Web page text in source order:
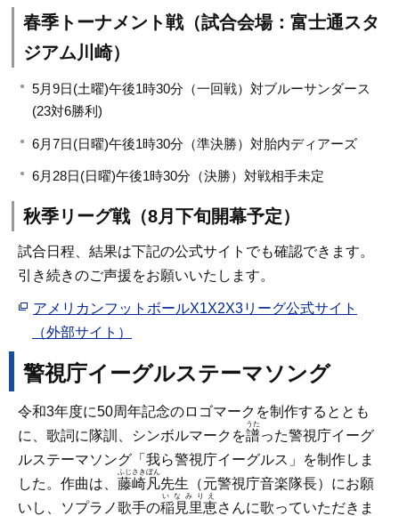
春季トーナメント戦（試合会場：富士通スタ
ジアム川崎）
5月9日(土曜)午後1時30分（一回戦）対ブルーサンダース
(23対6勝利)
6月7日(日曜)午後1時30分（準決勝）対胎内ディアーズ
6月28日(日曜)午後1時30分（決勝）対戦相手未定
秋季リーグ戦（8月下旬開幕予定）
試合日程、結果は下記の公式サイトでも確認できます。
引き続きのご声援をお願いいたします。
アメリカンフットボールX1X2X3リーグ公式サイト
（外部サイト）
警視庁イーグルステーマソング
令和3年度に50周年記念のロゴマークを制作するととも
に、歌詞に隊訓、シンボルマークを譜
うた
った警視庁イーグ
ルステーマソング「我ら警視庁イーグルス」を制作しま
した。作曲は、 藤崎凡
ふじさきぼん
先生（元警視庁音楽隊長）にお願
いし、ソプラノ歌手の稲見里恵
いなみりえ
さんに歌っていただきま